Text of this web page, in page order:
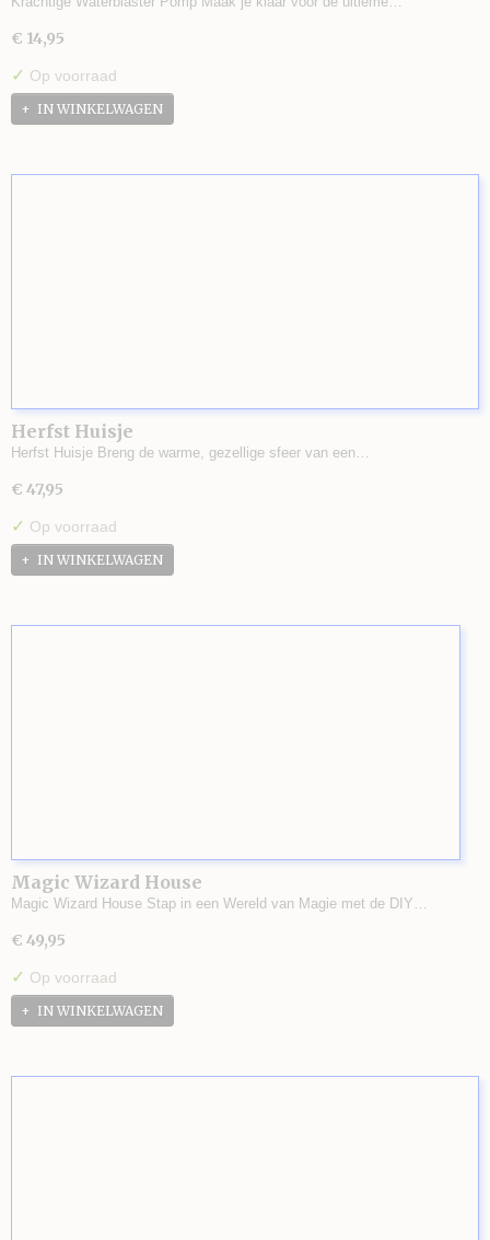
€ 14,95
✓ Op voorraad
IN WINKELWAGEN
Herfst Huisje
Herfst Huisje Breng de warme, gezellige sfeer van een…
€ 47,95
✓ Op voorraad
IN WINKELWAGEN
Magic Wizard House
Magic Wizard House Stap in een Wereld van Magie met de DIY…
€ 49,95
✓ Op voorraad
IN WINKELWAGEN